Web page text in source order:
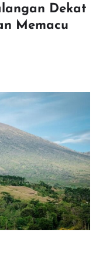
Dekat
Memacu